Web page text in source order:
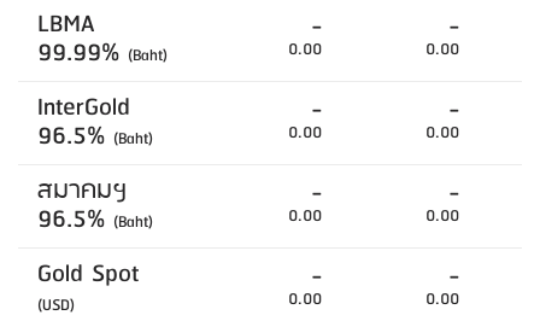
LBMA
99.99% (Baht)
-
0.00
-
0.00
InterGold
96.5% (Baht)
-
0.00
-
0.00
สมาคมฯ
96.5% (Baht)
-
0.00
-
0.00
Gold Spot
(USD)
-
0.00
-
0.00